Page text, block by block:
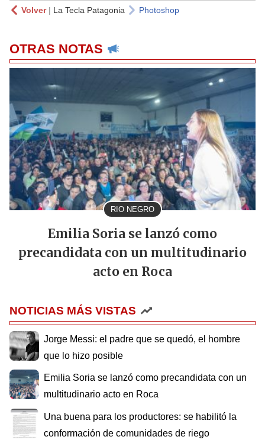
Volver| La Tecla Patagonia Photoshop
OTRAS NOTAS
RIO NEGRO
Emilia Soria se lanzó como
precandidata con un multitudinario
acto en Roca
NOTICIAS MÁS VISTAS
Jorge Messi: el padre que se quedó, el hombre
que lo hizo posible
Emilia Soria se lanzó como precandidata con un
multitudinario acto en Roca
Una buena para los productores: se habilitó la
conformación de comunidades de riego